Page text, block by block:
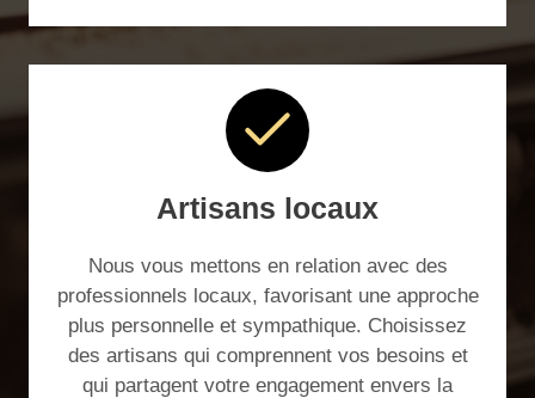
Artisans locaux
Nous vous mettons en relation avec des
professionnels locaux, favorisant une approche
plus personnelle et sympathique. Choisissez
des artisans qui comprennent vos besoins et
qui partagent votre engagement envers la